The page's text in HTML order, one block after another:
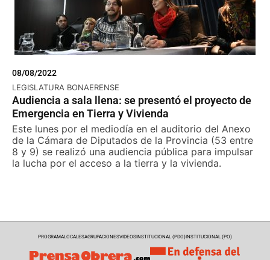
08/08/2022
LEGISLATURA BONAERENSE
Audiencia a sala llena: se presentó el proyecto de
Emergencia en Tierra y Vivienda
Este lunes por el mediodía en el auditorio del Anexo
de la Cámara de Diputados de la Provincia (53 entre
8 y 9) se realizó una audiencia pública para impulsar
la lucha por el acceso a la tierra y la vivienda.
PROGRAMALOCALESAGRUPACIONESVIDEOSINSTITUCIONAL (PDO)INSTITUCIONAL (PO)